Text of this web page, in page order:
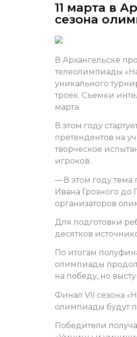
11 марта в
сезона
В Архангельске
телеолимпиады
уникального
троек. Съемки
марта.
В этом году
претендентов на
творческое
игроков.
— В этом году тема
Ивана Грозного до
организаторов
Для подготовки
десятков
По итогам
олимпиады
на победу, но
Финал VII сезона
олимпиады будут
Победители